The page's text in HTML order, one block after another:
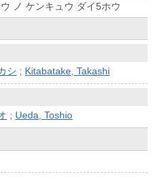
ノ ケンキュウ ダイ5ホウ
シ ; Kitabatake, Takashi
; Ueda, Toshio